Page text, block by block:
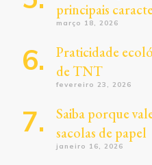
principais
março 18, 2026
Praticidade
de TNT
fevereiro 23, 2026
Saiba porque
sacolas de papel
janeiro 16, 2026